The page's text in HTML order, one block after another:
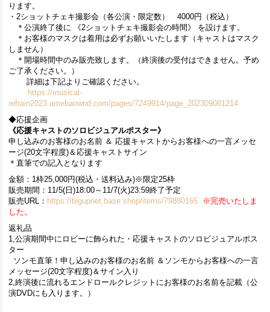
ります。
・2ショットチェキ撮影会（各公演・限定数） 4000円（税込）
＊公演終了後に 《2ショットチェキ撮影会の時間》 を設けます。
＊お客様のマスクは着用は必ずお願いいたします（キャストはマスク
しません）
＊開場時間中のみ販売致します。（終演後の受付はできません。予め
ご了承ください。）
詳細は下記よりご確認ください。
https://musical-
refrain2023.amebaownd.com/pages/7249914/page_202309081214​
◆応援企画
《応援キャストのソロビジュアルポスター》
申し込みのお客様のお名前 ＆ 応援キャストからお客様への一言メッセ
ージ(20文字程度)＆応援キャストサイン
＊直筆での記入となります
金額：1枠25,000円(税込・送料込み)※限定25枠
販売期間：11/5(日)18:00～11/7(火)23:59終了予定
販売URL： https://bigupnet.base.shop/items/79880165 ※完売いたしま
した。
返礼品
1,公演期間中にロビーに飾られた・応援キャストのソロビジュアルポス
ター
ソンモ直筆！申し込みのお客様のお名前 ＆ソンモからお客様への一言
メッセージ(20文字程度)＆サイン入り
2,終演後に流れるエンドロールクレジットにお客様のお名前を記載（公
演DVDにも入ります。）